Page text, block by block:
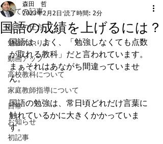
全ての記事
指導の仕方
勉強のやり方
動画アップ
高校教科について
家庭教師指導について
日常
お知らせ
初記事
国語の成績を上げるには？
森田 哲
2023年2月2日 読了時間: 2分
国語は、よく、「勉強しなくても点数
が取れる教科」だと言われています。
まぁそれはあながち間違っていませ
ん。
国語の勉強は、常日頃どれだけ言葉に
触れているかに大きくかかっていま
す。